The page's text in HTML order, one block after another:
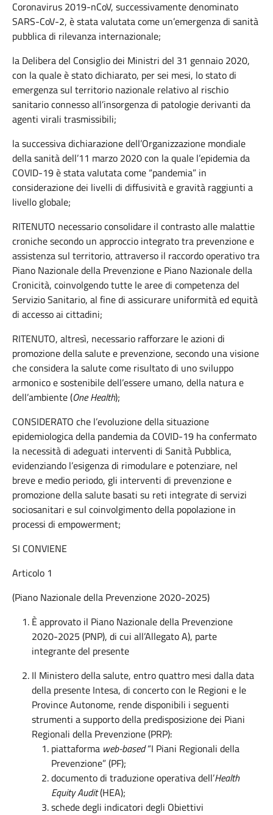
Coronavirus 2019-nCoV, successivamente denominato
SARS-CoV-2, è stata valutata come un’emergenza di sanità
pubblica di rilevanza internazionale;
la Delibera del Consiglio dei Ministri del 31 gennaio 2020,
con la quale è stato dichiarato, per sei mesi, lo stato di
emergenza sul territorio nazionale relativo al rischio
sanitario connesso all’insorgenza di patologie derivanti da
agenti virali trasmissibili;
la successiva dichiarazione dell’Organizzazione mondiale
della sanità dell’11 marzo 2020 con la quale l’epidemia da
COVID-19 è stata valutata come “pandemia” in
considerazione dei livelli di diffusività e gravità raggiunti a
livello globale;
RITENUTO necessario consolidare il contrasto alle malattie
croniche secondo un approccio integrato tra prevenzione e
assistenza sul territorio, attraverso il raccordo operativo tra
Piano Nazionale della Prevenzione e Piano Nazionale della
Cronicità, coinvolgendo tutte le aree di competenza del
Servizio Sanitario, al fine di assicurare uniformità ed equità
di accesso ai cittadini;
RITENUTO, altresì, necessario rafforzare le azioni di
promozione della salute e prevenzione, secondo una visione
che considera la salute come risultato di uno sviluppo
armonico e sostenibile dell’essere umano, della natura e
dell’ambiente (One Health);
CONSIDERATO che l’evoluzione della situazione
epidemiologica della pandemia da COVID-19 ha confermato
la necessità di adeguati interventi di Sanità Pubblica,
evidenziando l’esigenza di rimodulare e potenziare, nel
breve e medio periodo, gli interventi di prevenzione e
promozione della salute basati su reti integrate di servizi
sociosanitari e sul coinvolgimento della popolazione in
processi di empowerment;
SI CONVIENE
Articolo 1
(Piano Nazionale della Prevenzione 2020-2025)
È approvato il Piano Nazionale della Prevenzione
2020-2025 (PNP), di cui all’Allegato A), parte
integrante del presente
Il Ministero della salute, entro quattro mesi dalla data
della presente Intesa, di concerto con le Regioni e le
Province Autonome, rende disponibili i seguenti
strumenti a supporto della predisposizione dei Piani
Regionali della Prevenzione (PRP):
piattaforma web-based“I Piani Regionali della
Prevenzione” (PF);
documento di traduzione operativa dell’Health
Equity Audit(HEA);
schede degli indicatori degli Obiettivi